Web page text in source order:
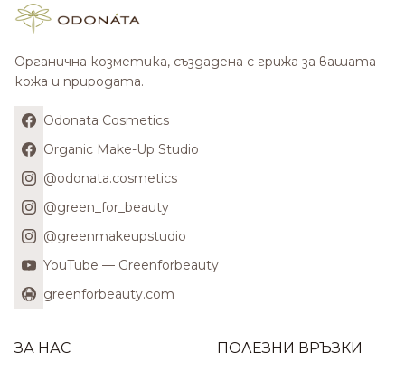
Органична козметика, създадена с грижа за вашата
кожа и природата.
Odonata Cosmetics
Organic Make-Up Studio
@odonata.cosmetics
@green_for_beauty
@greenmakeupstudio
YouTube — Greenforbeauty
greenforbeauty.com
ЗА НАС ПОЛЕЗНИ ВРЪЗКИ